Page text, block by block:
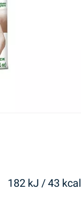
182 kJ / 43 kcal